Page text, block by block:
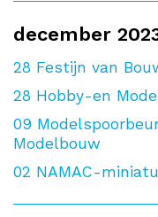
december
28 Festijn van
28 Hobby-en
09
Modelbouw
02 NAMAC-